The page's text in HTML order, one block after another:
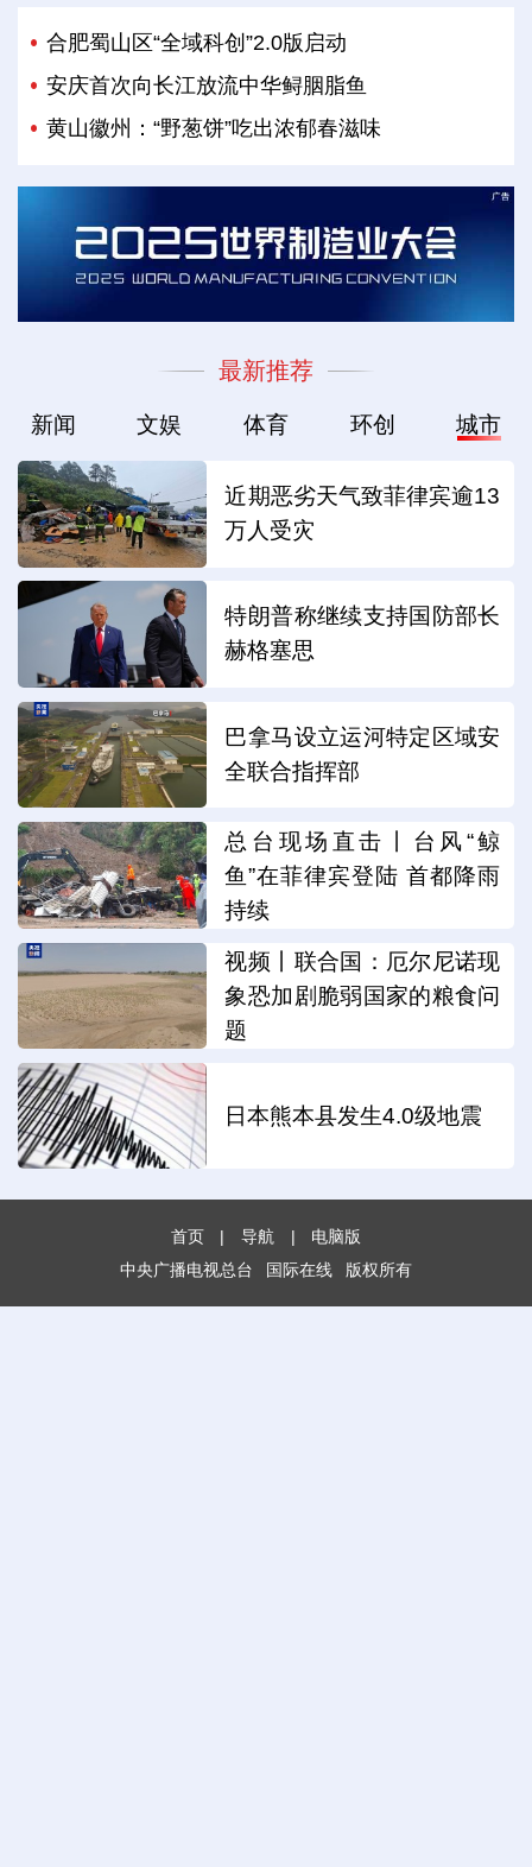
合肥蜀山区“全域科创”2.0版启动
安庆首次向长江放流中华鲟胭脂鱼
黄山徽州：“野葱饼”吃出浓郁春滋味
最新推荐
新闻 文娱 体育 环创 城市
近期恶劣天气致菲律宾逾13
万人受灾
特朗普称继续支持国防部长
赫格塞思
巴拿马设立运河特定区域安
全联合指挥部
总台现场直击丨台风“鲸
鱼”在菲律宾登陆 首都降雨
持续
视频丨联合国：厄尔尼诺现
象恐加剧脆弱国家的粮食问
题
日本熊本县发生4.0级地震
首页 | 导航 |
电脑版
中央广播电视总台
国际在线 版权所有